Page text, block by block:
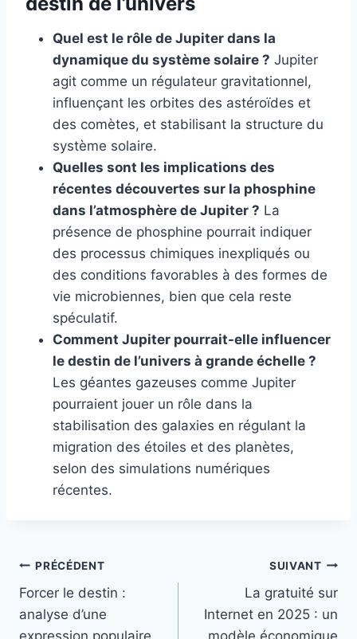
Quel est le rôle de Jupiter dans la
dynamique du système solaire ? Jupiter
agit comme un régulateur gravitationnel,
influençant les orbites des astéroïdes et
des comètes, et stabilisant la structure du
système solaire.
Quelles sont les implications des
récentes découvertes sur la phosphine
dans l’atmosphère de Jupiter ? La
présence de phosphine pourrait indiquer
des processus chimiques inexpliqués ou
des conditions favorables à des formes de
vie microbiennes, bien que cela reste
spéculatif.
Comment Jupiter pourrait-elle influencer
le destin de l’univers à grande échelle ?
Les géantes gazeuses comme Jupiter
pourraient jouer un rôle dans la
stabilisation des galaxies en régulant la
migration des étoiles et des planètes,
selon des simulations numériques
récentes.
Navigation
de
PRÉCÉDENT
Forcer le destin :
analyse d’une
SUIVANT
La gratuité sur
Internet en 2025 : un